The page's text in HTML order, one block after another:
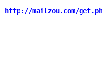
http://mailzou.com/